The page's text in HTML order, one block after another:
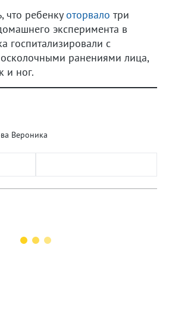
что ребенкуоторвало три
эксперимента в
госпитализировали с
ранениями лица,
и ног.
Вероника